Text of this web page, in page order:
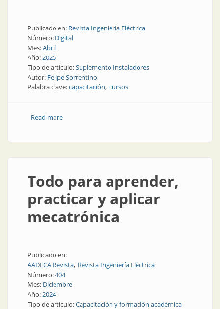
Publicado en: Revista Ingeniería Eléctrica
Número: Digital
Mes:Abril
Año:2025
Tipo de artículo:Suplemento Instaladores
Autor: Felipe Sorrentino
Palabra clave:capacitación cursos
Read moreabout De interés para instaladores
Todo para aprender,
practicar y aplicar
mecatrónica
Publicado en:
AADECA Revista Revista Ingeniería Eléctrica
Número:404
Mes: Diciembre
Año:2024
Tipo de artículo:Capacitación y formación académica